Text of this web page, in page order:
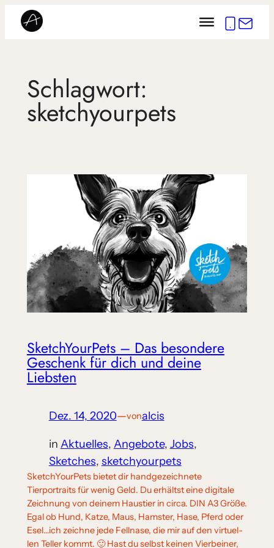
Zum
Inhalt
Schlagwort:
sketchyourpets
SketchYourPets – Das beson­de­re
Geschenk für dich und dei­ne
Liebsten
Dez. 14, 2020—vonalcis
in Aktuelles, Angebote, Jobs
Sketches, sketchyourpets
SketchYourPets bie­tet dir hand­ge­zeich­ne­te
Tierportraits für wenig Geld. Du erhältst eine digi­ta­le
Zeichnung von dei­nem Haustier in cir­ca. DIN A3 Größe.
Egal ob Hund, Katze, Maus, Hamster, Hase, Pferd oder
Esel…ich zeich­ne jede Fellnase, die mir auf den vir­tu­el­
len Teller kommt. 🙂 Hast du selbst kei­nen Vierbeiner,